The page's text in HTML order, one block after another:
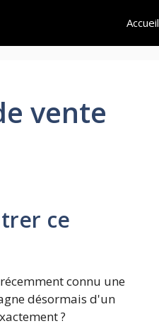
Accueil
vente
ce
connu une
désormais d'un
?